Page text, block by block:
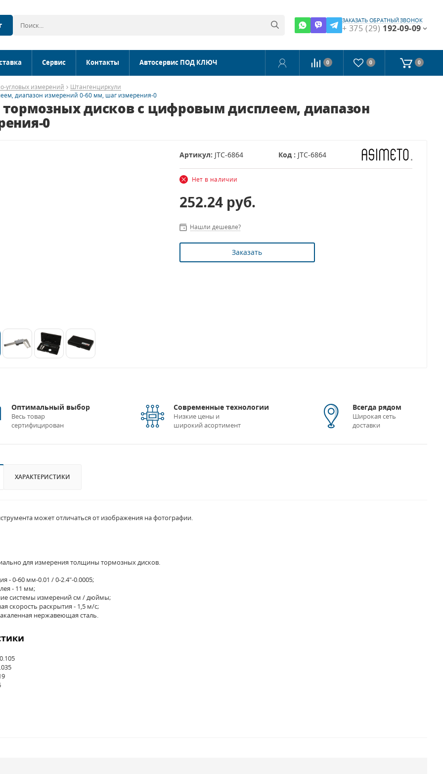
ЗАКАЗАТЬ ОБРАТНЫЙ ЗВОНОК
+ 375 (29) 192-09-09
Сервис Контакты Автосервис ПОД КЛЮЧ 0 0 0
угловых измерений
Штангенциркули
диапазон измерений 0-60 мм, шаг измерения-0
тормозных дисков с цифровым дисплеем, диапазон
0
Артикул: JTC-6864 Код : JTC-6864
Нет в наличии
252.24 руб.
Нашли дешевле?
Заказать
Оптимальный выбор
Весь товар
сертифицирован
Современные технологии
Низкие цены и
широкий асортимент
Всегда рядом
Широкая сеть
доставки
ХАРАКТЕРИСТИКИ
может отличаться от изображения на фотографии.
для измерения толщины тормозных дисков.
- 0-60 мм-0.01 / 0-2.4"-0.0005;
- 11 мм;
системы измерений см / дюймы;
скорость раскрытия - 1,5 м/с;
нержавеющая сталь.